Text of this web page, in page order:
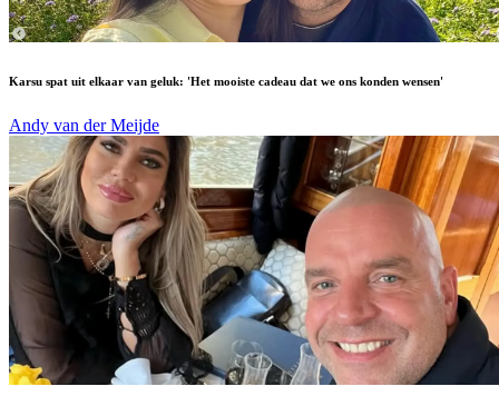
Karsu spat uit elkaar van geluk: 'Het mooiste cadeau dat we ons konden wensen'
Andy van der Meijde